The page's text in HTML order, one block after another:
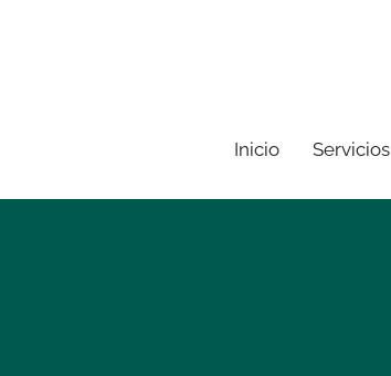
Inicio Servicios